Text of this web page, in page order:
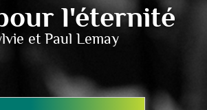
l'éternité
et Paul Lemay